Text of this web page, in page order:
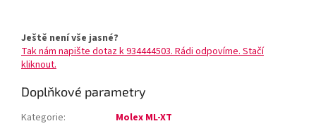
Ještě není vše jasné?
Tak nám napište dotaz k 934444503. Rádi odpovíme. Stačí
kliknout.
Doplňkové parametry
Kategorie:
Molex ML-XT